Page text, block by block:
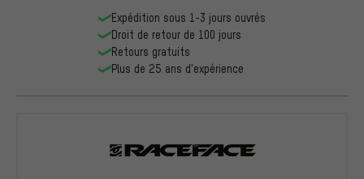
Expédition sous 1-3 jours ouvrés
Droit de retour de 100 jours
Retours gratuits
Plus de 25 ans d'expérience
Race Face